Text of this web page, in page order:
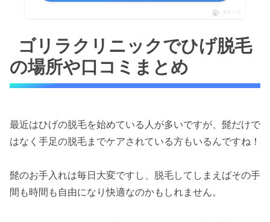
ポチップ
ゴリラクリニックでひげ脱毛
の場所や口コミまとめ
最近はひげの脱毛を始めている人が多いですが、髭だけで
はなく手足の脱毛までケアされている方もいるんですね！
髭のお手入れは毎日大変ですし、脱毛してしまえばその手
間も時間も自由になり快適なのかもしれません。